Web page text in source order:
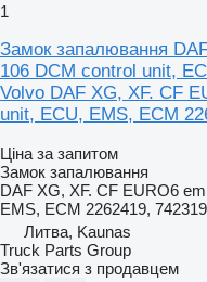
1
Замок запалювання
106 DCM control unit,
Volvo DAF XG, XF. CF
unit, ECU, EMS, ECM
Ціна за запитом
Замок запалювання
DAF XG, XF. CF EURO6
EMS, ECM 2262419,
Литва, Kaunas
Truck Parts Group
Зв'язатися з продавцем